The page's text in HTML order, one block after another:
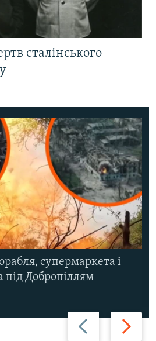
сталінського
Назад Вперед
супермаркета і
під Добропіллям